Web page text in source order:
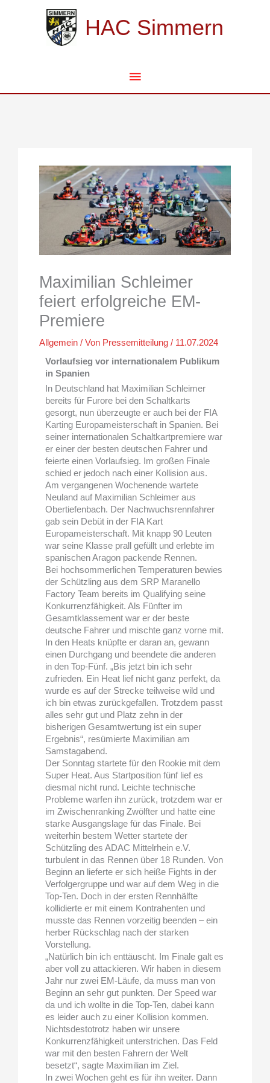
HAC Simmern
Maximilian Schleimer
feiert erfolgreiche EM-
Premiere
Allgemein / Von Pressemitteilung/ 11.07.2024
Vorlaufsieg vor internationalem Publikum
in Spanien
In Deutschland hat Maximilian Schleimer
bereits für Furore bei den Schaltkarts
gesorgt, nun überzeugte er auch bei der FIA
Karting Europameisterschaft in Spanien. Bei
seiner internationalen Schaltkartpremiere war
er einer der besten deutschen Fahrer und
feierte einen Vorlaufsieg. Im großen Finale
schied er jedoch nach einer Kollision aus.
Am vergangenen Wochenende wartete
Neuland auf Maximilian Schleimer aus
Obertiefenbach. Der Nachwuchsrennfahrer
gab sein Debüt in der FIA Kart
Europameisterschaft. Mit knapp 90 Leuten
war seine Klasse prall gefüllt und erlebte im
spanischen Aragon packende Rennen.
Bei hochsommerlichen Temperaturen bewies
der Schützling aus dem SRP Maranello
Factory Team bereits im Qualifying seine
Konkurrenzfähigkeit. Als Fünfter im
Gesamtklassement war er der beste
deutsche Fahrer und mischte ganz vorne mit.
In den Heats knüpfte er daran an, gewann
einen Durchgang und beendete die anderen
in den Top-Fünf. „Bis jetzt bin ich sehr
zufrieden. Ein Heat lief nicht ganz perfekt, da
wurde es auf der Strecke teilweise wild und
ich bin etwas zurückgefallen. Trotzdem passt
alles sehr gut und Platz zehn in der
bisherigen Gesamtwertung ist ein super
Ergebnis“, resümierte Maximilian am
Samstagabend.
Der Sonntag startete für den Rookie mit dem
Super Heat. Aus Startposition fünf lief es
diesmal nicht rund. Leichte technische
Probleme warfen ihn zurück, trotzdem war er
im Zwischenranking Zwölfter und hatte eine
starke Ausgangslage für das Finale. Bei
weiterhin bestem Wetter startete der
Schützling des ADAC Mittelrhein e.V.
turbulent in das Rennen über 18 Runden. Von
Beginn an lieferte er sich heiße Fights in der
Verfolgergruppe und war auf dem Weg in die
Top-Ten. Doch in der ersten Rennhälfte
kollidierte er mit einem Kontrahenten und
musste das Rennen vorzeitig beenden – ein
herber Rückschlag nach der starken
Vorstellung.
„Natürlich bin ich enttäuscht. Im Finale galt es
aber voll zu attackieren. Wir haben in diesem
Jahr nur zwei EM-Läufe, da muss man von
Beginn an sehr gut punkten. Der Speed war
da und ich wollte in die Top-Ten, dabei kann
es leider auch zu einer Kollision kommen.
Nichtsdestotrotz haben wir unsere
Konkurrenzfähigkeit unterstrichen. Das Feld
war mit den besten Fahrern der Welt
besetzt“, sagte Maximilian im Ziel.
In zwei Wochen geht es für ihn weiter. Dann